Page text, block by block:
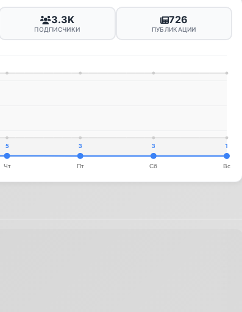
3.3K
ПОДПИСЧИКИ
726
ПУБЛИКАЦИИ